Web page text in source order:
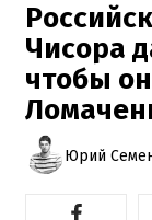
Чисора
чтобы
Юрий